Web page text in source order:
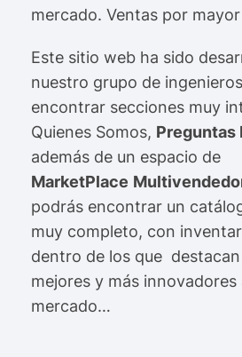
mercado. Ventas por
Este sitio web ha sido
nuestro grupo de
encontrar secciones muy
Quienes Somos, Preguntas
además de un espacio de
MarketPlace
podrás encontrar un
muy completo, con
dentro de los que
mejores y más
mercado…